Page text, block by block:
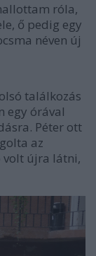
róla,
ő pedig egy
néven új
találkozás
egy órával
Péter ott
az
volt újra látni,